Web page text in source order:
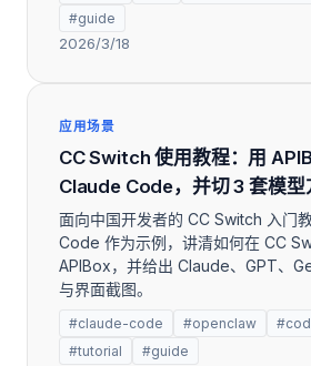
#guide
2026/3/18
应用场景
CC Switch 使用教程：用
Claude Code，并切 3 套模型
面向中国开发者的 CC Switch 入门
Code 作为示例，讲清如何在 CC
APIBox，并给出 Claude、GPT、
与界面截图。
#claude-code #openclaw
#tutorial
#guide